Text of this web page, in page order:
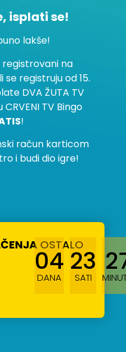
isplati se!
lakše!
registrovani na
se registruju od 15.
DVA ŽUTA TV
TV Bingo
!
račun karticom
i budi dio igre!
OSTALO
04
DANA
23
SATI